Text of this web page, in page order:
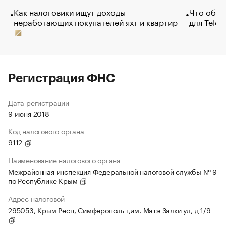
Как налоговики ищут доходы
неработающих покупателей яхт и квартир
Что
для
Регистрация ФНС
Дата регистрации
9 июня 2018
Код налогового органа
9112
Наименование налогового органа
Межрайонная инспекция Федеральной налоговой службы № 9
по Республике Крым
Адрес налоговой
295053, Крым Респ, Симферополь г,им. Матэ Залки ул, д 1/9